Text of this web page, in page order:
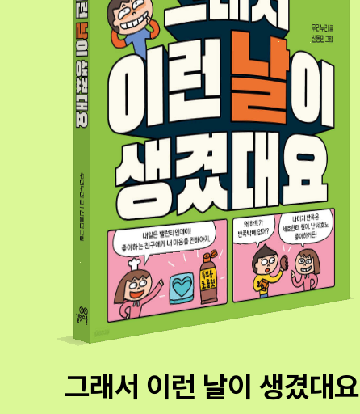
그래서 이런 날이 생겼대요